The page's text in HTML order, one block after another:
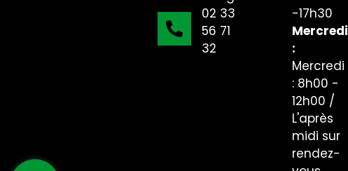
02 33
56 71
32
-17h30
Mercredi
:
Mercredi
: 8h00 -
12h00 /
L'après
midi sur
rendez-